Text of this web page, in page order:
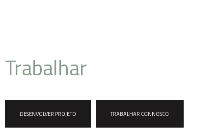
Trabalhar
DESENVOLVER PROJETO TRABALHAR CONNOSCO